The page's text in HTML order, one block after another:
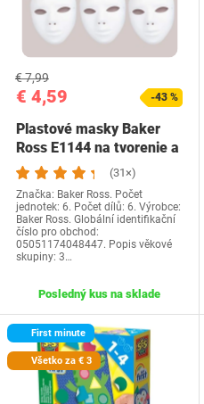
€ 4,59
€ 7,99
-43 %
Plastové masky Baker
Ross E1144 na tvorenie a
maľovanie,…
(31×)
Značka: Baker Ross. Počet
jednotek: 6. Počet dílů: 6. Výrobce:
Baker Ross. Globální identifikační
číslo pro obchod:
05051174048447. Popis věkové
skupiny: 3…
Posledný kus na sklade
First minute
Všetko za € 3